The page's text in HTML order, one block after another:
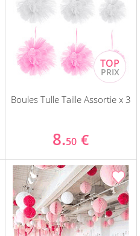
Boules Tulle Taille Assortie x 3
8.50 €